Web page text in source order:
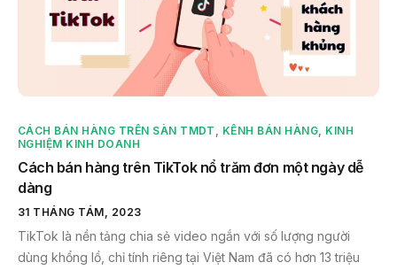
CÁCH BÁN HÀNG TRÊN SÀN TMDT KÊNH BÁN HÀNG KINH
NGHIỆM KINH DOANH
Cách bán hàng trên TikTok nổ trăm đơn một ngày dễ
dàng
31 THÁNG TÁM, 2023
TikTok là nền tảng chia sẻ video ngắn với số lượng người
dùng khổng lồ, chỉ tính riêng tại Việt Nam đã có hơn 13 triệu